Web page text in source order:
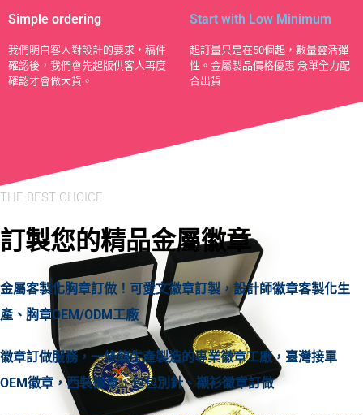
Simple ordering
我們明白客人對設計的要求，稿件
確認後，我們會先起版供客人再度
確認才會做大貨。
Start with Low Minimum
起訂量只是在50個起，數量靈活彈
性。金屬製品價格優惠 急單全力配
合出貨
THE BEST CHOICE
訂製您的精品金屬徽章
金屬客製化胸章訂做！可愛文徽章訂製，設計師徽章客製化生
產、胸章OEM/ODM工廠
徽章訂做服務，一條龍生產製造的專業徽章工廠，臺灣接單
OEM徽章，西裝徽章、包包別針、襯衫徽章訂做